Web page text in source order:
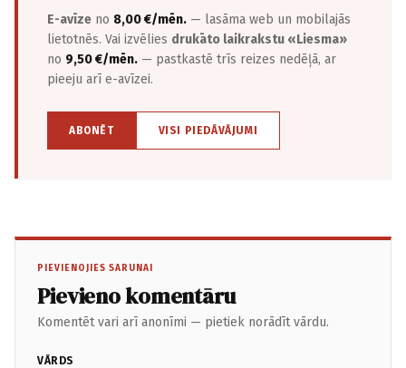
E-avīze no 8,00 €/mēn. — lasāma web un mobilajās
lietotnēs. Vai izvēlies drukāto laikrakstu «Liesma»
no 9,50 €/mēn. — pastkastē trīs reizes nedēļā, ar
pieeju arī e-avīzei.
ABONĒT VISI PIEDĀVĀJUMI
PIEVIENOJIES SARUNAI
Pievieno komentāru
Komentēt vari arī anonīmi — pietiek norādīt vārdu.
VĀRDS